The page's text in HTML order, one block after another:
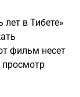
в Тибете»
фильм несет
просмотр